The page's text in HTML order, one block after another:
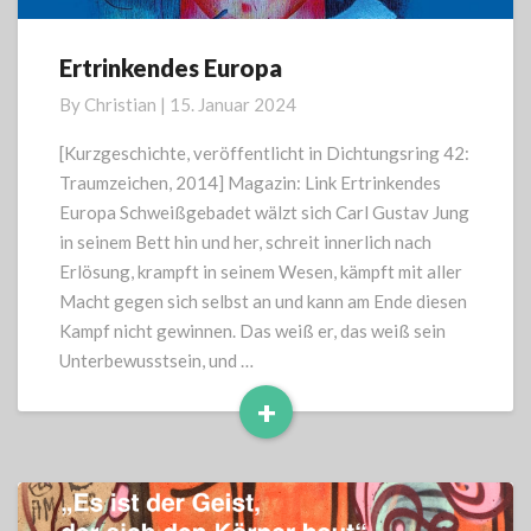
Ertrinkendes
Ertrinkendes Europa
By Christian | 15. Januar 2024
[Kurzgeschichte, veröffentlicht in Dichtungsring 42:
Traumzeichen, 2014] Magazin: Link Ertrinkendes
Europa Schweißgebadet wälzt sich Carl Gustav Jung
in seinem Bett hin und her, schreit innerlich nach
Erlösung, krampft in seinem Wesen, kämpft mit aller
Macht gegen sich selbst an und kann am Ende diesen
Kampf nicht gewinnen. Das weiß er, das weiß sein
Unterbewusstsein, und …
+
Read